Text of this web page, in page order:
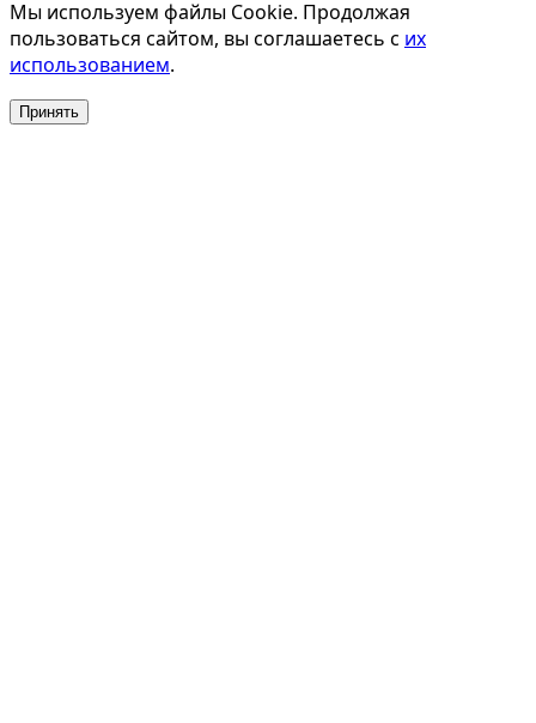
Мы используем файлы Cookie. Продолжая
пользоваться сайтом, вы соглашаетесь с их
использованием.
Принять